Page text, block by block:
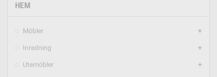
HEM
Möbler add
Inredning add
Utemöbler add